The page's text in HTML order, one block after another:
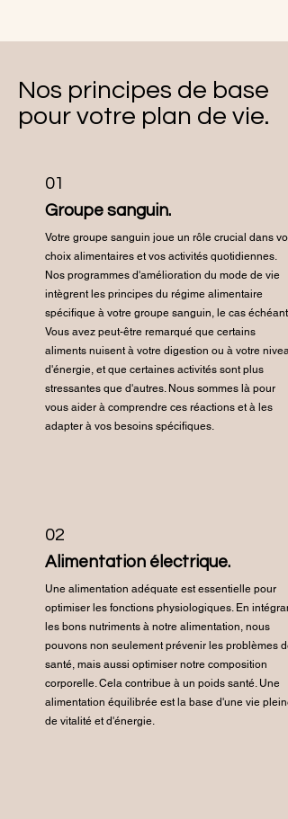
Nos principes de base
pour votre plan de vie.
01
Groupe sanguin.
Votre groupe sanguin joue un rôle crucial dans vos
choix alimentaires et vos activités quotidiennes.
Nos programmes d'amélioration du mode de vie
intègrent les principes du régime alimentaire
spécifique à votre groupe sanguin, le cas échéant.
Vous avez peut-être remarqué que certains
aliments nuisent à votre digestion ou à votre
d'énergie, et que certaines activités sont plus
stressantes que d'autres. Nous sommes là pour
vous aider à comprendre ces réactions et à les
adapter à vos besoins spécifiques.
02
Alimentation électrique.
Une alimentation adéquate est essentielle pour
optimiser les fonctions physiologiques. En intégrant
les bons nutriments à notre alimentation, nous
pouvons non seulement prévenir les problèmes de
santé, mais aussi optimiser notre composition
corporelle. Cela contribue à un poids santé. Une
alimentation équilibrée est la base d'une vie pleine
de vitalité et d'énergie.